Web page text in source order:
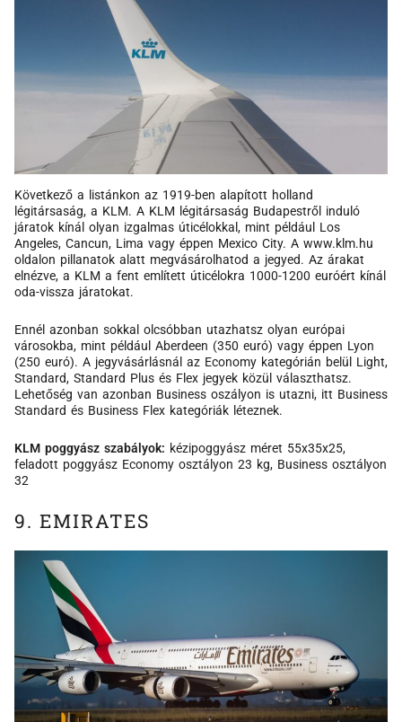
Következő a listánkon az 1919-ben alapított holland
légitársaság, a KLM. A KLM légitársaság Budapestről induló
járatok kínál olyan izgalmas úticélokkal, mint például Los
Angeles, Cancun, Lima vagy éppen Mexico City. A www.klm.hu
oldalon pillanatok alatt megvásárolhatod a jegyed. Az árakat
elnézve, a KLM a fent említett úticélokra 1000-1200 euróért kínál
oda-vissza járatokat.
Ennél azonban sokkal olcsóbban utazhatsz olyan európai
városokba, mint például Aberdeen (350 euró) vagy éppen Lyon
(250 euró). A jegyvásárlásnál az Economy kategórián belül Light,
Standard, Standard Plus és Flex jegyek közül választhatsz.
Lehetőség van azonban Business oszályon is utazni, itt Business
Standard és Business Flex kategóriák léteznek.
KLM poggyász szabályok: kézipoggyász méret 55x35x25,
feladott poggyász Economy osztályon 23 kg, Business osztályon
32
9. EMIRATES